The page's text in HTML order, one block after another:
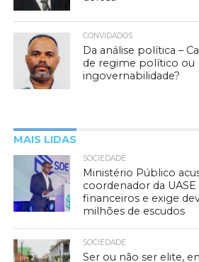
CONVIDADOS
Da análise política –
de regime político ou
ingovernabilidade?
MAIS LIDAS
SOCIEDADE
Ministério Público
coordenador da
financeiros e exige
milhões de escudos
SOCIEDADE
Ser ou não ser elite,